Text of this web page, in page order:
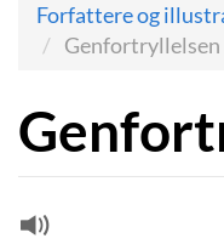
Forfattere og
Genfortryllelsen